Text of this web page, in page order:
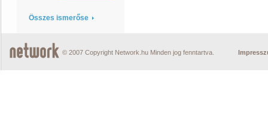
Összes ismerőse
© 2007 Copyright Network.hu Minden jog fenntartva.